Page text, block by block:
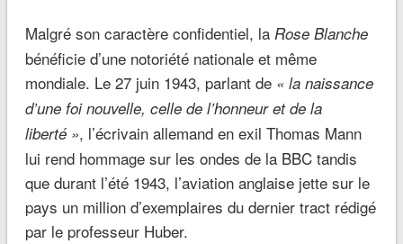
Malgré son caractère confidentiel, la Rose Blanche
bénéficie d’une notoriété nationale et même
mondiale. Le 27 juin 1943, parlant de « la naissance
d’une foi nouvelle, celle de l’honneur et de la
liberté », l’écrivain allemand en exil Thomas Mann
lui rend hommage sur les ondes de la BBC tandis
que durant l’été 1943, l’aviation anglaise jette sur le
pays un million d’exemplaires du dernier tract rédigé
par le professeur Huber.